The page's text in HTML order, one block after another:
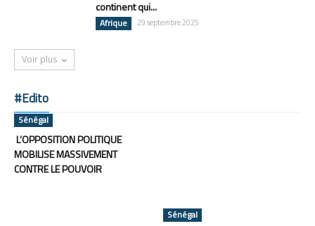
continent qui...
Afrique 29 septembre 2025
Voir plus
#Edito
Sénégal
L’OPPOSITION POLITIQUE
MOBILISE MASSIVEMENT
CONTRE LE POUVOIR
Sénégal